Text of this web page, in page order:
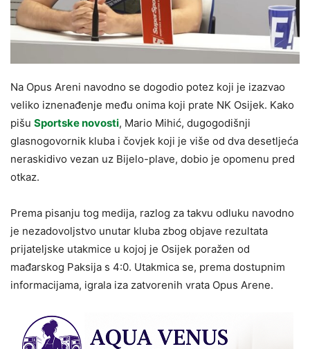
Na Opus Areni navodno se dogodio potez koji je izazvao
veliko iznenađenje među onima koji prate NK Osijek. Kako
pišu Sportske novosti, Mario Mihić, dugogodišnji
glasnogovornik kluba i čovjek koji je više od dva desetljeća
neraskidivo vezan uz Bijelo-plave, dobio je opomenu pred
otkaz.
Prema pisanju tog medija, razlog za takvu odluku navodno
je nezadovoljstvo unutar kluba zbog objave rezultata
prijateljske utakmice u kojoj je Osijek poražen od
mađarskog Paksija s 4:0. Utakmica se, prema dostupnim
informacijama, igrala iza zatvorenih vrata Opus Arene.